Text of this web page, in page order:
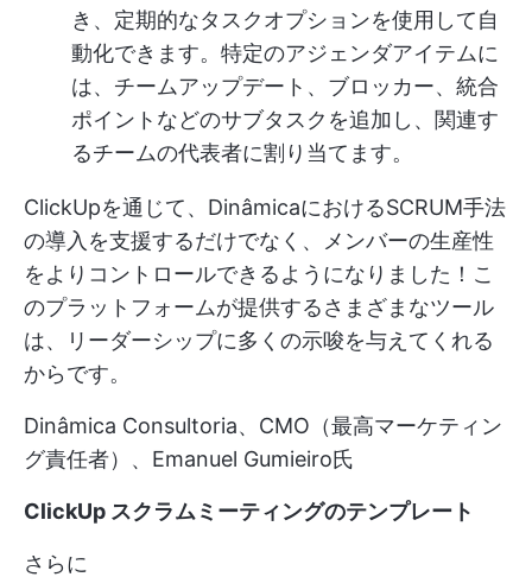
き、定期的なタスクオプションを使用して自
動化できます。特定のアジェンダアイテムに
は、チームアップデート、ブロッカー、統合
ポイントなどのサブタスクを追加し、関連す
るチームの代表者に割り当てます。
ClickUpを通じて、DinâmicaにおけるSCRUM手法
の導入を支援するだけでなく、メンバーの生産性
をよりコントロールできるようになりました！こ
のプラットフォームが提供するさまざまなツール
は、リーダーシップに多くの示唆を与えてくれる
からです。
Dinâmica Consultoria、CMO（最高マーケティン
グ責任者）、Emanuel Gumieiro氏
ClickUp スクラムミーティングのテンプレート
さらに